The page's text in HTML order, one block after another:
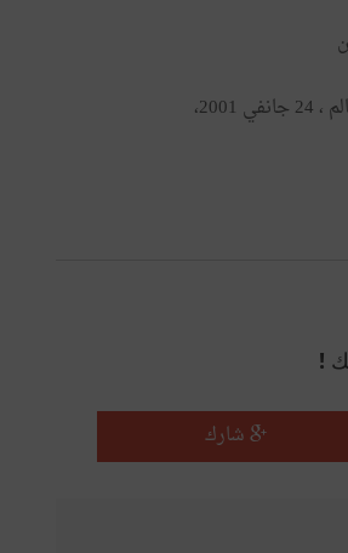
الـبـنـك الـدولـي، تحسين شبكات الأمان ضروري لتحقيق منافع العولمة للفقراء في العالم ، 24 جانفي 2001،
!
شارك